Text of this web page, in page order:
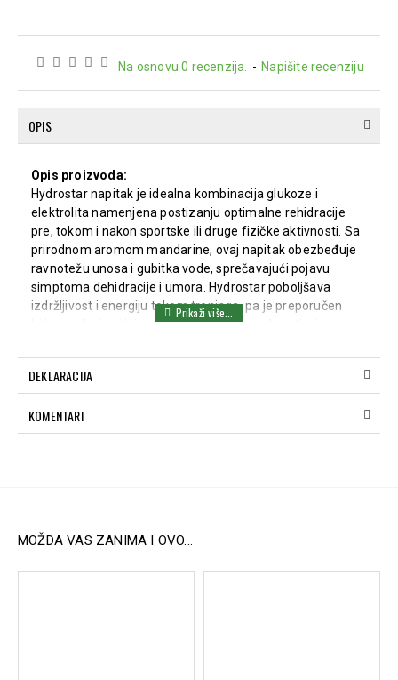
Na osnovu 0 recenzija. - Napišite recenziju
OPIS
Opis proizvoda:
Hydrostar napitak je idealna kombinacija glukoze i
elektrolita namenjena postizanju optimalne rehidracije
pre, tokom i nakon sportske ili druge fizičke aktivnosti. Sa
prirodnom aromom mandarine, ovaj napitak obezbeđuje
ravnotežu unosa i gubitka vode, sprečavajući pojavu
simptoma dehidracije i umora. Hydrostar poboljšava
izdržljivost i energiju tokom treninga, pa je preporučen
kako profesionalnim sportistima, tako i rekreativcima.
Postizanje optimalne hidracije
Povećanje energije i izdržljivosti tokom treninga
Prevencija simptoma dehidracije
Preporučuje se sportistima i rekreativcima
Natrijum
DEKLARACIJA
KOMENTARI
MOŽDA VAS ZANIMA I OVO...